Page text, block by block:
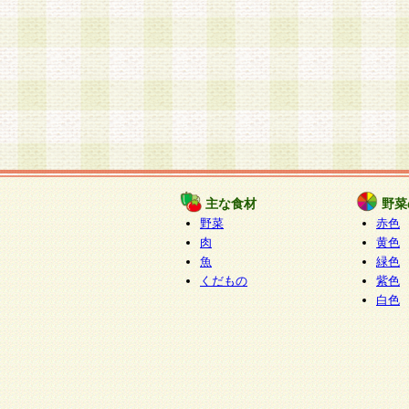
主な食材
野菜
肉
魚
くだもの
野
赤色
黄色
緑色
紫色
白色